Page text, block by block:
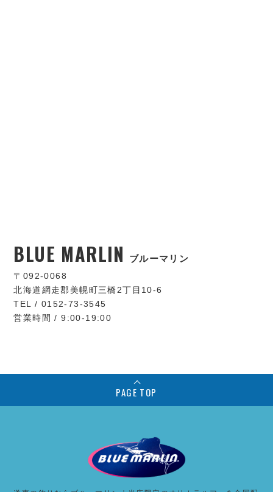
BLUE MARLIN ブルーマリン
〒092-0068
北海道網走郡美幌町三橋2丁目10-6
TEL / 0152-73-3545
営業時間 / 9:00-19:00
PAGE TOP